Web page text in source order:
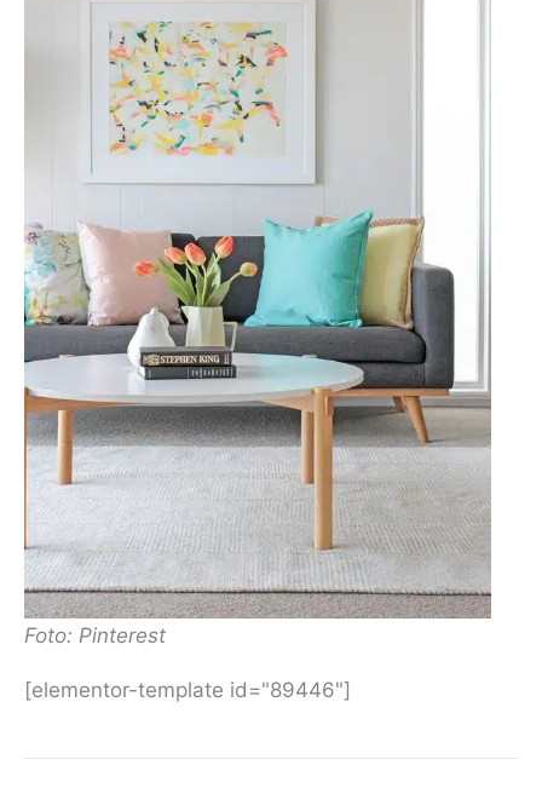
Foto: Pinterest
[elementor-template id="89446"]